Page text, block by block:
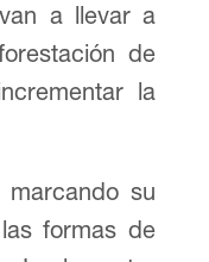
a llevar a
de
la
su
formas de